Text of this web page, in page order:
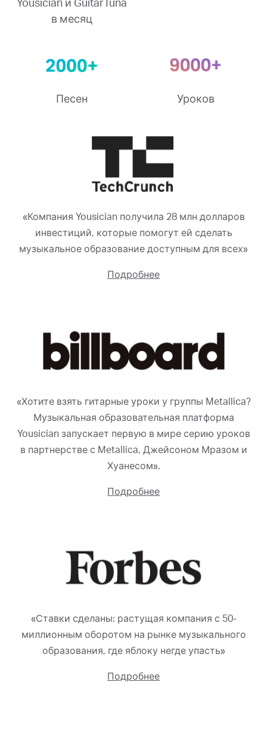
Yousician и GuitarTuna
в месяц
Песен Уроков
«Компания Yousician получила 28 млн долларов
инвестиций, которые помогут ей сделать
музыкальное образование доступным для всех»
Подробнее
«Хотите взять гитарные уроки у группы Metallica?
Музыкальная образовательная платформа
Yousician запускает первую в мире серию уроков
в партнерстве с Metallica, Джейсоном Мразом и
Хуанесом».
Подробнее
«Ставки сделаны: растущая компания с 50-
миллионным оборотом на рынке музыкального
образования, где яблоку негде упасть»
Подробнее